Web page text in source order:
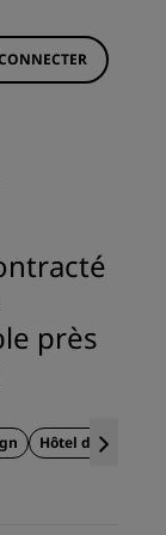
premiers
près
Hôtel d'aéroport